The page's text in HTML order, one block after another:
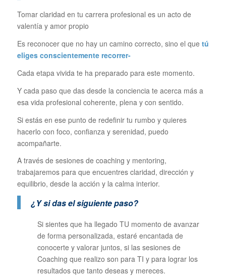
Tomar claridad en tu carrera profesional es un acto de
valentía y amor propio
Es reconocer que no hay un camino correcto, sino el que tú
eliges conscientemente recorrer-
Cada etapa vivida te ha preparado para este momento.
Y cada paso que das desde la conciencia te acerca más a
esa vida profesional coherente, plena y con sentido.
Si estás en ese punto de redefinir tu rumbo y quieres
hacerlo con foco, confianza y serenidad, puedo
acompañarte.
A través de sesiones de coaching y mentoring,
trabajaremos para que encuentres claridad, dirección y
equilibrio, desde la acción y la calma interior.
¿Y si das el siguiente paso?
Si sientes que ha llegado TU momento de avanzar
de forma personalizada, estaré encantada de
conocerte y valorar juntos, si las sesiones de
Coaching que realizo son para TI y para lograr los
resultados que tanto deseas y mereces.